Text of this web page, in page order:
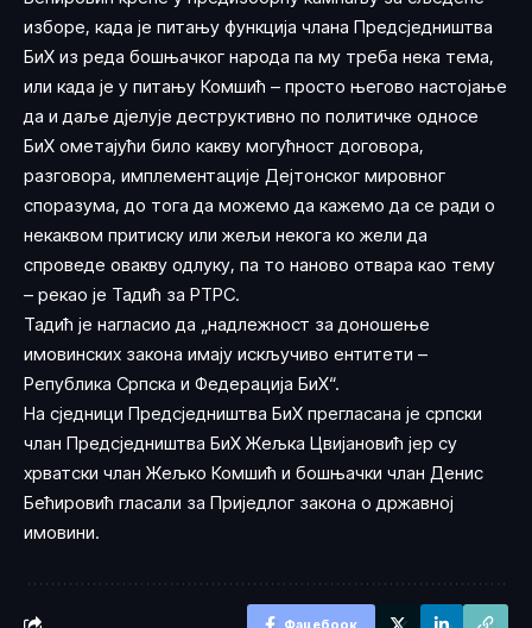
изборе, када је питању функција члана Предсједништва
БиХ из реда бошњачког народа па му треба нека тема,
или када је у питању Комшић – просто његово настојање
да и даље дјелује деструктивно по политичке односе
БиХ ометајући било какву могућност договора,
разговора, имплементације Дејтонског мировног
споразума, до тога да можемо да кажемо да се ради о
некаквом притиску или жељи некога ко жели да
спроведе овакву одлуку, па то наново отвара као тему
– рекао је Тадић за РТРС.
Тадић је нагласио да „надлежност за доношење
имовинских закона имају искључиво ентитети –
Република Српска и Федерација БиХ“.
На сједници Предсједништва БиХ прегласана је српски
члан Предсједништва БиХ Жељка Цвијановић јер су
хрватски члан Жељко Комшић и бошњачки члан Денис
Бећировић гласали за Приједлог закона о државној
имовини.
Фацебоок